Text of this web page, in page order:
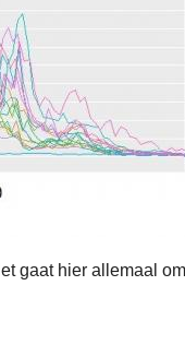
gaat hier allemaal